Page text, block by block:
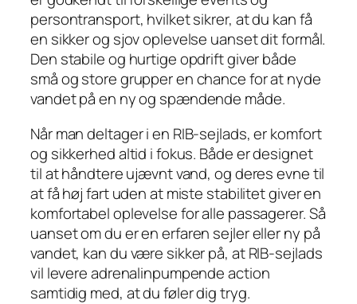
persontransport, hvilket sikrer, at du kan få
en sikker og sjov oplevelse uanset dit formål.
Den stabile og hurtige opdrift giver både
små og store grupper en chance for at nyde
vandet på en ny og spændende måde.
Når man deltager i en RIB-sejlads, er komfort
og sikkerhed altid i fokus. Både er designet
til at håndtere ujævnt vand, og deres evne til
at få høj fart uden at miste stabilitet giver en
komfortabel oplevelse for alle passagerer. Så
uanset om du er en erfaren sejler eller ny på
vandet, kan du være sikker på, at RIB-sejlads
vil levere adrenalinpumpende action
samtidig med, at du føler dig tryg.